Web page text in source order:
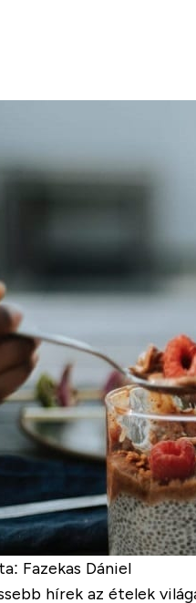
Fazekas Dániel
hírek az ételek